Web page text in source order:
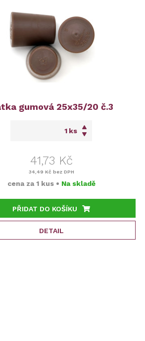
gumová 25x35/20 č.3
ks
41,73 Kč
34,49 Kč bez DPH
cena za 1 kus • Na skladě
PŘIDAT DO KOŠÍKU
DETAIL